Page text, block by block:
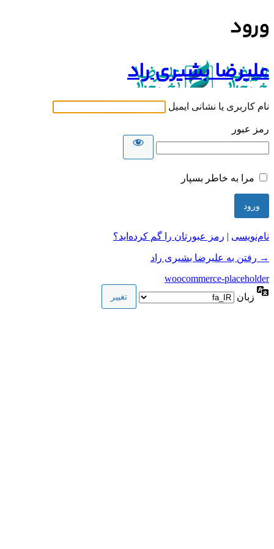
ورود
علیرضا بشیری راد
نام کاربری یا نشانی ایمیل
رمز عبور
مرا به خاطر بسپار
نام‌نویسی | رمز عبورتان را گم کرده‌اید؟
→ رفتن به علیرضا بشیری راد
woocommerce-placeholder
زبان